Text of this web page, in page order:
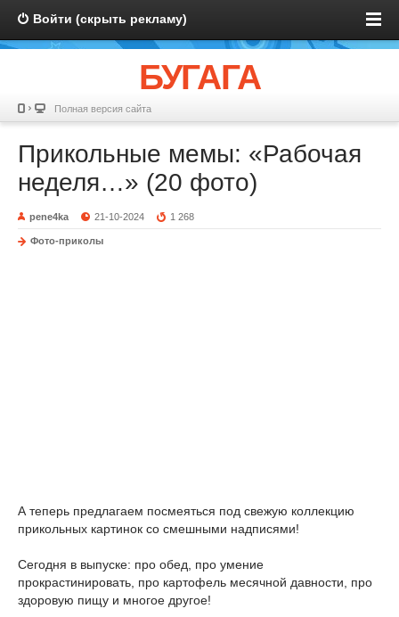
Войти (скрыть рекламу)
БУГАГА
Полная версия сайта
Прикольные мемы: «Рабочая
неделя…» (20 фото)
pene4ka 21-10-2024 1 268
Фото-приколы
А теперь предлагаем посмеяться под свежую коллекцию
прикольных картинок со смешными надписями!
Сегодня в выпуске: про обед, про умение
прокрастинировать, про картофель месячной давности, про
здоровую пищу и многое другое!